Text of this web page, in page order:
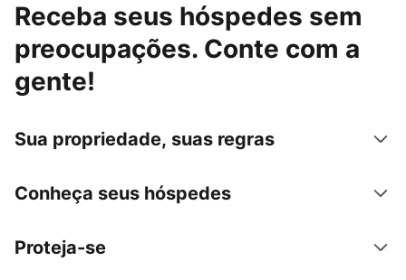
Receba seus hóspedes sem
preocupações. Conte com a
gente!
Sua propriedade, suas regras
Conheça seus hóspedes
Proteja-se